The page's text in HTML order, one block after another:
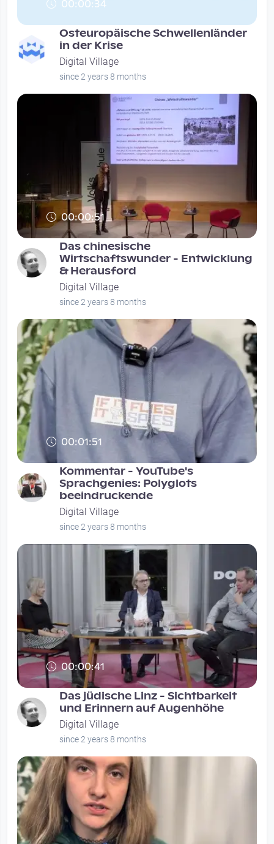
00:00:34
Osteuropäische Schwellenländer
in der Krise
Digital Village
since 2 years 8 months
00:00:51
Das chinesische
Wirtschaftswunder - Entwicklung
& Herausford
Digital Village
since 2 years 8 months
00:01:51
Kommentar - YouTube's
Sprachgenies: Polyglots
beeindruckende
Digital Village
since 2 years 8 months
00:00:41
Das jüdische Linz - Sichtbarkeit
und Erinnern auf Augenhöhe
Digital Village
since 2 years 8 months